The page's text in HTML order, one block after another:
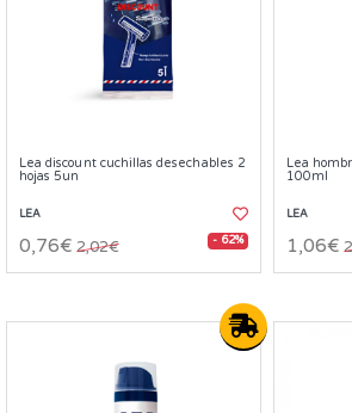
Lea discount cuchillas desechables 2
hojas 5un
LEA
0,76€ 2,02€ - 62%
Lea
100ml
LEA
1,06€